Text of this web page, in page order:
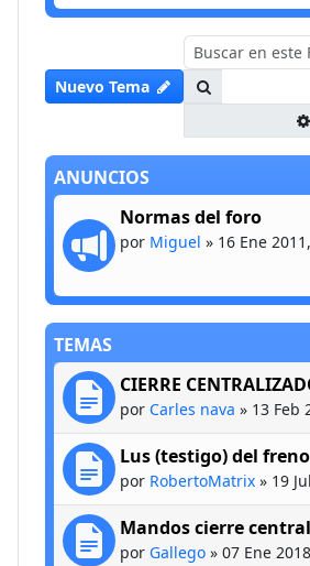
Nuevo Tema
ANUNCIOS
Normas del foro
por Miguel » 16 Ene
TEMAS
CIERRE
por Carles nava » 13 Feb
Lus (testigo) del
por RobertoMatrix » 19
Mandos cierre
por Gallego » 07 Ene